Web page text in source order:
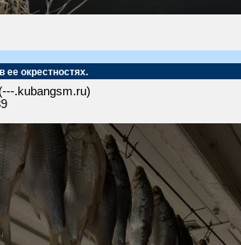
ее окрестностях.
(---.kubangsm.ru)